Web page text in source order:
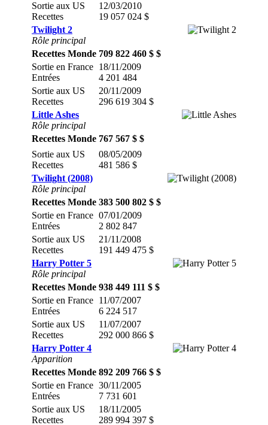
Sortie aux US
Recettes
12/03/2010
19 057 024 $
Twilight 2
Rôle principal
Recettes Monde 709 822 460 $ $
Sortie en France
Entrées
18/11/2009
4 201 484
Sortie aux US
Recettes
20/11/2009
296 619 304 $
Little Ashes
Rôle principal
Recettes Monde 767 567 $ $
Sortie aux US
Recettes
08/05/2009
481 586 $
Twilight (2008)
Rôle principal
Recettes Monde 383 500 802 $ $
Sortie en France
Entrées
07/01/2009
2 802 847
Sortie aux US
Recettes
21/11/2008
191 449 475 $
Harry Potter 5
Rôle principal
Recettes Monde 938 449 111 $ $
Sortie en France
Entrées
11/07/2007
6 224 517
Sortie aux US
Recettes
11/07/2007
292 000 866 $
Harry Potter 4
Apparition
Recettes Monde 892 209 766 $ $
Sortie en France
Entrées
30/11/2005
7 731 601
Sortie aux US
Recettes
18/11/2005
289 994 397 $